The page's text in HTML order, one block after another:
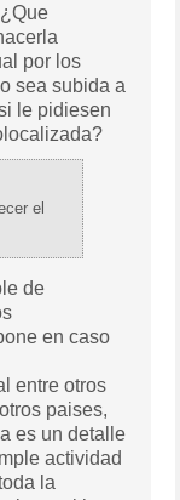
por los
sea subida a
le pidiesen
el
de
en caso
entre otros
paises,
es un detalle
actividad
la